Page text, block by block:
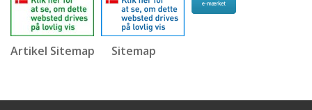
Artikel Sitemap Sitemap